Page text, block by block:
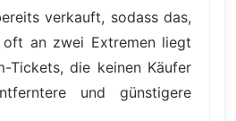
verkauft, sodass das,
an zwei Extremen liegt
Tickets, die keinen Käufer
und günstigere